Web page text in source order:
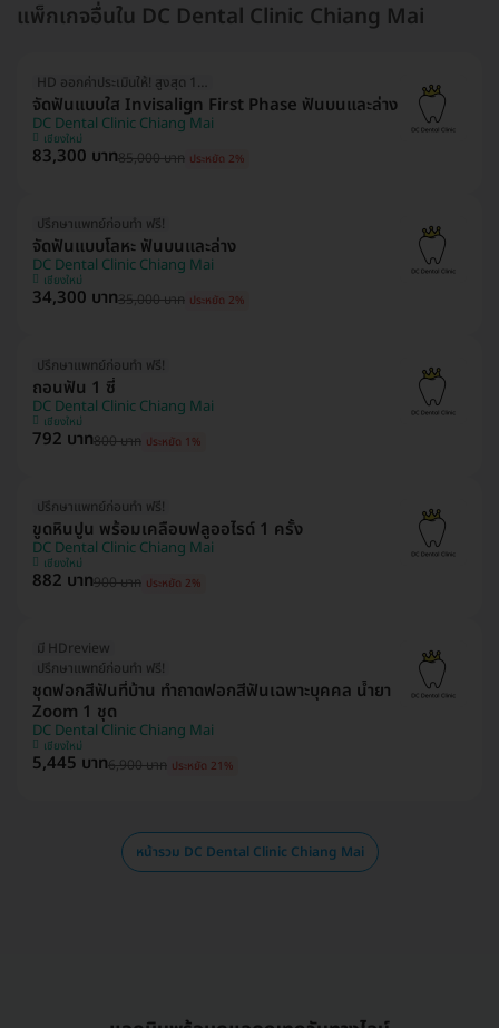
แพ็กเกจอื่นใน DC Dental Clinic Chiang Mai
HD ออกค่าประเมินให้! สูงสุด 1500 บ.
จัดฟันแบบใส Invisalign First Phase ฟันบนและล่าง
DC Dental Clinic Chiang Mai
เชียงใหม่
83,300 บาท85,000 บาท ประหยัด 2%
ปรึกษาแพทย์ก่อนทำ ฟรี!
จัดฟันแบบโลหะ ฟันบนและล่าง
DC Dental Clinic Chiang Mai
เชียงใหม่
34,300 บาท35,000 บาท ประหยัด 2%
ปรึกษาแพทย์ก่อนทำ ฟรี!
ถอนฟัน 1 ซี่
DC Dental Clinic Chiang Mai
เชียงใหม่
792 บาท800 บาท ประหยัด 1%
ปรึกษาแพทย์ก่อนทำ ฟรี!
ขูดหินปูน พร้อมเคลือบฟลูออไรด์ 1 ครั้ง
DC Dental Clinic Chiang Mai
เชียงใหม่
882 บาท900 บาท ประหยัด 2%
มี HDreview
ปรึกษาแพทย์ก่อนทำ ฟรี!
ชุดฟอกสีฟันที่บ้าน ทำถาดฟอกสีฟันเฉพาะบุคคล น้ำยา
Zoom 1 ชุด
DC Dental Clinic Chiang Mai
เชียงใหม่
5,445 บาท6,900 บาท ประหยัด 21%
หน้ารวม DC Dental Clinic Chiang Mai